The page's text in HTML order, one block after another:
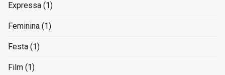
Expressa (1)
Feminina (1)
Festa (1)
Film (1)